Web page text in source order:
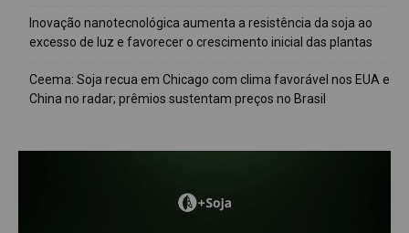
Inovação nanotecnológica aumenta a resistência da soja ao
excesso de luz e favorecer o crescimento inicial das plantas
Ceema: Soja recua em Chicago com clima favorável nos EUA e
China no radar; prêmios sustentam preços no Brasil